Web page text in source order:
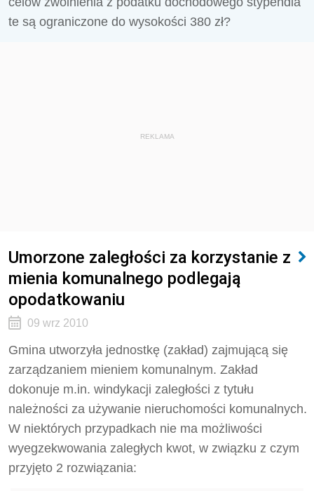
te są ograniczone do wysokości 380 zł?
REKLAMA
Umorzone zaległości za korzystanie z
mienia komunalnego podlegają
opodatkowaniu
09 wrz 2010
Gmina utworzyła jednostkę (zakład) zajmującą się
zarządzaniem mieniem komunalnym. Zakład
dokonuje m.in. windykacji zaległości z tytułu
należności za używanie nieruchomości komunalnych.
W niektórych przypadkach nie ma możliwości
wyegzekwowania zaległych kwot, w związku z czym
przyjęto 2 rozwiązania: